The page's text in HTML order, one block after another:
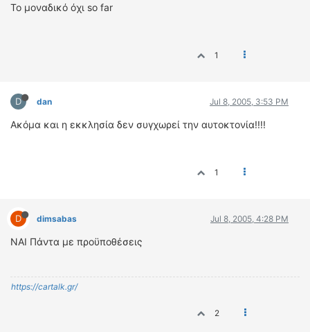
Το μοναδικό όχι so far
1
D dan Jul 8, 2005, 3:53 PM
Ακόμα και η εκκλησία δεν συγχωρεί την αυτοκτονία!!!!
1
D dimsabas Jul 8, 2005, 4:28 PM
NAI Πάντα με προϋποθέσεις
https://cartalk.gr/
2